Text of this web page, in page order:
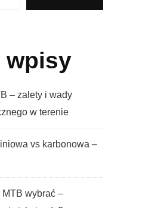
wpisy
– zalety i wady
w terenie
vs karbonowa –
wybrać –